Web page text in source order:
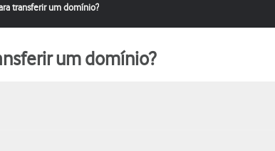
transferir um domínio?
um domínio?